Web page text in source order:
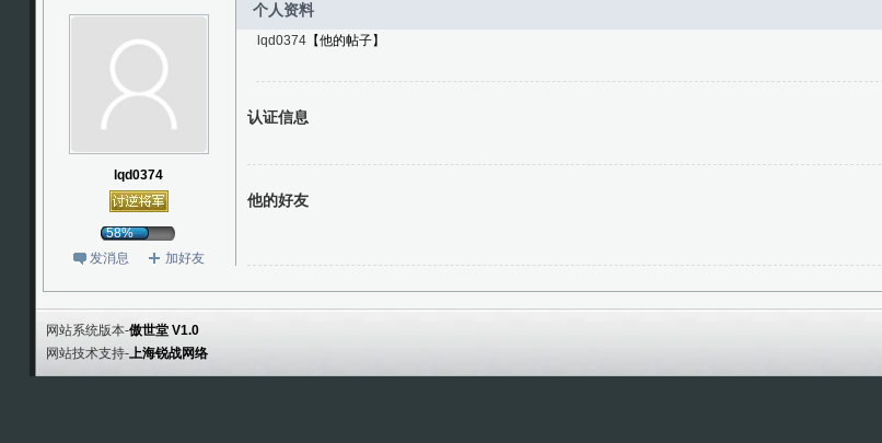
?
lqd0374
58%
发消息
加好友
个人资料
lqd0374【他的帖子】
认证信息
他的好友
网站系统版本-傲世堂 V1.0
网站技术支持-上海锐战网络